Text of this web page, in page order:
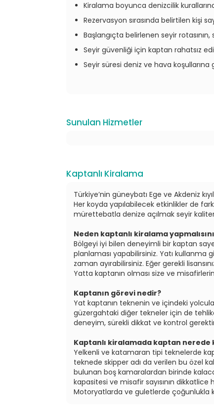
Kiralama boyunca denizcilik
Rezervasyon sırasında belirtilen kişi
Başlangıçta belirlenen seyir
Seyir güvenliği için kaptan rahatsız
Seyir süresi deniz ve hava koşullarına
Sunulan Hizmetler
Kaptanlı Kiralama
Türkiye’nin güneybatı Ege ve Akdeniz
Her koyda yapılabilecek etkinlikler de
mürettebatla denize açılmak seyir
Neden kaptanlı kiralama
Bölgeyi iyi bilen deneyimli bir kaptan
planlaması yapabilirsiniz. Yatı
zaman ayırabilirsiniz. Eğer gerekli
Yatta kaptanın olması size ve
Kaptanın görevi nedir?
Yat kaptanın teknenin ve içindeki
güzergahtaki diğer tekneler için de
deneyim, sürekli dikkat ve kontrol
Kaptanlı kiralamada kaptan nerede
Yelkenli ve katamaran tipi teknelerde
teknede skipper adı da verilen bu özel
bulunan boş kamaralardan birinde
kapasitesi ve misafir sayısının dikkatlice
Motoryatlarda ve guletlerde çoğunlukla